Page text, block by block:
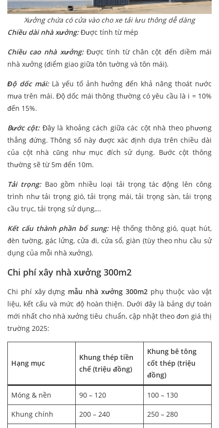
Xưởng chứa có cửa vào cho xe tải lưu thông dễ dàng
Chiều dài nhà xưởng:Được tính từ mép
Chiều cao nhà xưởng: Được tính từ chân cột đến diềm mái
nhà xưởng (điểm giao giữa tôn tường và tôn mái).
Độ dốc mái:Là yếu tố ảnh hưởng đến khả năng thoát nước
mưa trên mái. Độ dốc mái thông thường có yêu cầu là i = 10%
đến 15%.
Bước cột: Đây là khoảng cách giữa các cột nhà theo phương
thẳng đứng. Thông số này được xác định dựa trên chiều dài
của cột nhà cũng như mục đích sử dụng. Bước cột thông
thường sẽ từ 5m đến 10m.
Tải trọng: Bao gồm nhiều loại tải trọng tác động lên công
trình như tải trọng gió, tải trọng mái, tải trọng sàn, tải trọng
cầu trục, tải trọng sử dụng,…
Kết cấu thành phần bổ sung: Hệ thống thông gió, quạt hút,
đèn tường, gác lửng, cửa đi, cửa sổ, giàn (tùy theo nhu cầu sử
dụng của mỗi nhà xưởng).
Chi phí xây nhà xưởng 300m2
Chi phí xây dựng mẫu nhà xưởng 300m2phụ thuộc vào vật
liệu, kết cấu và mức độ hoàn thiện. Dưới đây là bảng dự toán
mới nhất cho nhà xưởng tiêu chuẩn, cập nhật theo đơn giá thị
trường 2025:
Hạng mục
Khung thép tiền
chế (triệu đồng)
Khung bê tông
cốt thép (triệu
đồng)
Móng & nền 90 – 120 100 – 130
Khung chính 200 – 240 250 – 280